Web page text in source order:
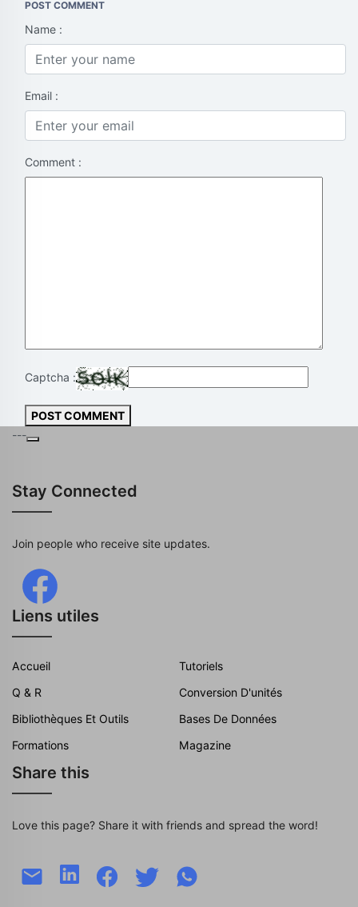
POST COMMENT
Name :
Email :
Comment :
Captcha :
POST COMMENT
---
Stay Connected
Join people who receive site updates.
Liens utiles
Accueil
Tutoriels
Q & R
Conversion D'unités
Bibliothèques Et Outils
Bases De Données
Formations
Magazine
Share this
Love this page? Share it with friends and spread the word!